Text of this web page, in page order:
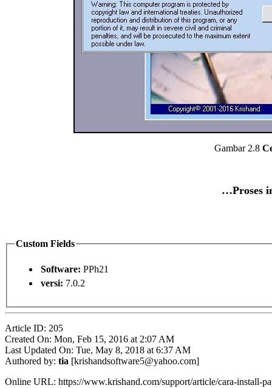
Gambar 2.8
…Proses
Custom Fields
Software: PPh21
versi: 7.0.2
Article ID: 205
Created On: Mon, Feb 15, 2016 at 2:07 AM
Last Updated On: Tue, May 8, 2018 at 6:37 AM
Authored by: tia [krishandsoftware5@yahoo.com]
Online URL: https://www.krishand.com/support/article/cara-install-